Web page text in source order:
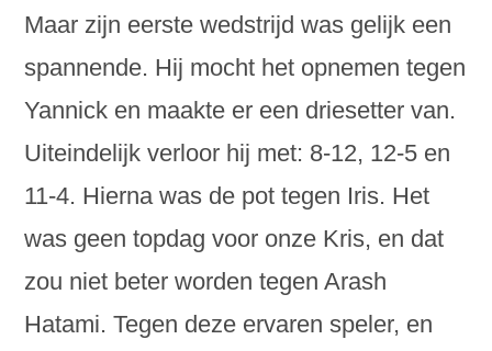
Maar zijn eerste wedstrijd was gelijk een
spannende. Hij mocht het opnemen tegen
Yannick en maakte er een driesetter van.
Uiteindelijk verloor hij met: 8-12, 12-5 en
11-4. Hierna was de pot tegen Iris. Het
was geen topdag voor onze Kris, en dat
zou niet beter worden tegen Arash
Hatami. Tegen deze ervaren speler, en